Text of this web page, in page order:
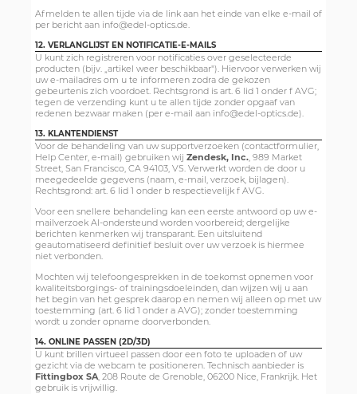
Afmelden te allen tijde via de link aan het einde van elke e-mail of
per bericht aan info@edel-optics.de.
12. VERLANGLIJST EN NOTIFICATIE-E-MAILS
U kunt zich registreren voor notificaties over geselecteerde
producten (bijv. „artikel weer beschikbaar"). Hiervoor verwerken wij
uw e-mailadres om u te informeren zodra de gekozen
gebeurtenis zich voordoet. Rechtsgrond is art. 6 lid 1 onder f AVG;
tegen de verzending kunt u te allen tijde zonder opgaaf van
redenen bezwaar maken (per e-mail aan info@edel-optics.de).
13. KLANTENDIENST
Voor de behandeling van uw supportverzoeken (contactformulier,
Help Center, e-mail) gebruiken wij Zendesk, Inc., 989 Market
Street, San Francisco, CA 94103, VS. Verwerkt worden de door u
meegedeelde gegevens (naam, e-mail, verzoek, bijlagen).
Rechtsgrond: art. 6 lid 1 onder b respectievelijk f AVG.
Voor een snellere behandeling kan een eerste antwoord op uw e-
mailverzoek AI-ondersteund worden voorbereid; dergelijke
berichten kenmerken wij transparant. Een uitsluitend
geautomatiseerd definitief besluit over uw verzoek is hiermee
niet verbonden.
Mochten wij telefoongesprekken in de toekomst opnemen voor
kwaliteitsborgings- of trainingsdoeleinden, dan wijzen wij u aan
het begin van het gesprek daarop en nemen wij alleen op met uw
toestemming (art. 6 lid 1 onder a AVG); zonder toestemming
wordt u zonder opname doorverbonden.
14. ONLINE PASSEN (2D/3D)
U kunt brillen virtueel passen door een foto te uploaden of uw
gezicht via de webcam te positioneren. Technisch aanbieder is
Fittingbox SA, 208 Route de Grenoble, 06200 Nice, Frankrijk. Het
gebruik is vrijwillig.